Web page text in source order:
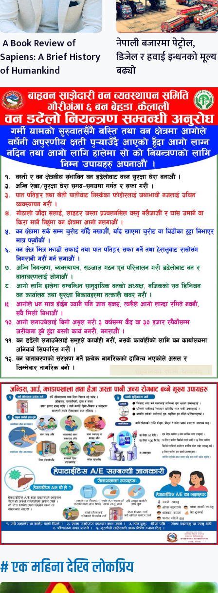
A Book Review of
Sapiens: A Brief History
of Humankind
नेपाली बजारमा पेट्रोल,
डिजेल र हवाई इन्धनको मूल्य
बढ्यो
# एक महिना देखि लाेकप्रिय